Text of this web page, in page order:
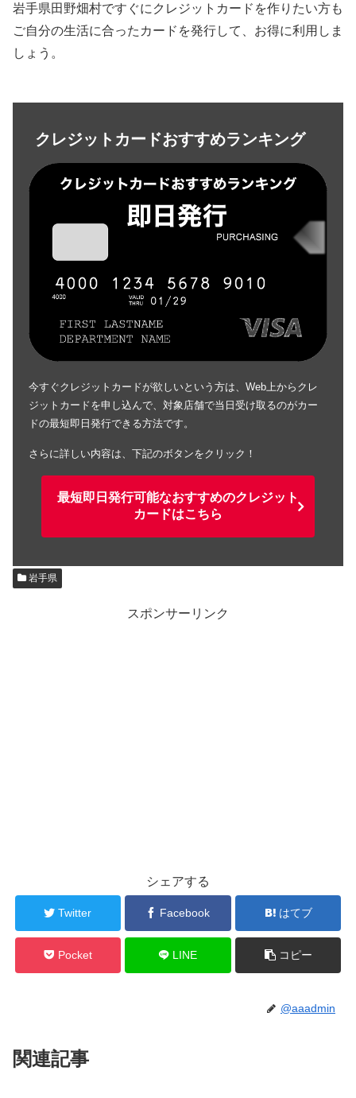
岩手県田野畑村ですぐにクレジットカードを作りたい方も
ご自分の生活に合ったカードを発行して、お得に利用しま
しょう。
クレジットカードおすすめランキング
今すぐクレジットカードが欲しいという方は、Web上からクレ
ジットカードを申し込んで、対象店舗で当日受け取るのがカー
ドの最短即日発行できる方法です。
さらに詳しい内容は、下記のボタンをクリック！
最短即日発行可能なおすすめのクレジット
カードはこちら
岩手県
スポンサーリンク
シェアする
Twitter Facebook はてブ
Pocket LINE コピー
@aaadmin
関連記事